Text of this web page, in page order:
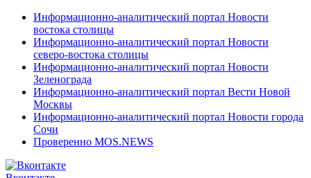
Информационно-аналитический портал Новости
востока столицы
Информационно-аналитический портал Новости
северо-востока столицы
Информационно-аналитический портал Новости
Зеленограда
Информационно-аналитический портал Вести Новой
Москвы
Информационно-аналитический портал Новости города
Сочи
Проверенно MOS.NEWS